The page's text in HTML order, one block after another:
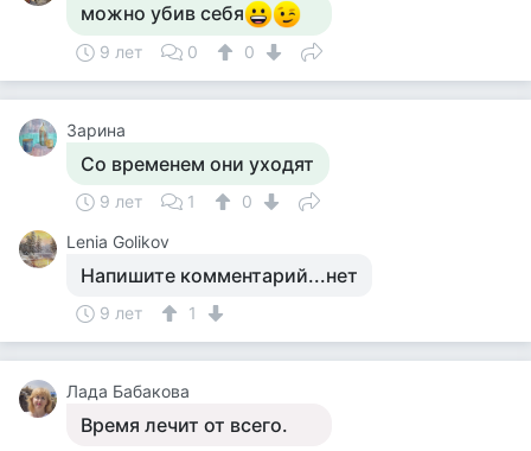
можно убив себя
9 лет 0 0
Зарина
Со временем они уходят
9 лет 1
0
Lenia Golikov
Напишите комментарий...нет
9 лет 1
Лада Бабакова
Время лечит от всего.